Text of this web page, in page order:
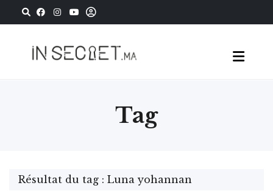
Tag
Résultat du tag : Luna yohannan